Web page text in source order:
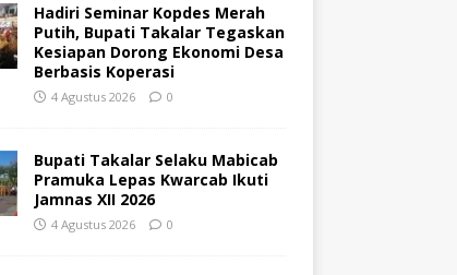
Hadiri Seminar Kopdes Merah
Putih, Bupati Takalar Tegaskan
Kesiapan Dorong Ekonomi Desa
Berbasis Koperasi
4 Agustus 2026 0
Bupati Takalar Selaku Mabicab
Pramuka Lepas Kwarcab Ikuti
Jamnas XII 2026
4 Agustus 2026 0